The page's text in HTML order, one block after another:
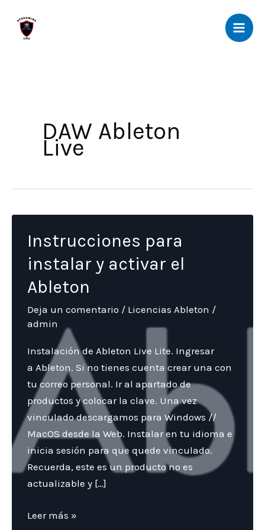
contenido
DAW Ableton
Live
Instrucciones para
instalar y activar el
Ableton
Deja un comentario / Licencias Ableton /
admin
Instalación de Ableton Live Lite. Ingresar
a Ableton. Si no tienes cuenta crear una con
tu correo personal. Ir al apartado de
productos y colocar la clave. Una vez
vinculado descargamos para Windows //
MacOS desde la Web. Instalar en tu idioma e
inicia sesión para que quede vinculado.
Recuerda, este es un producto no es
actualizable y […]
Instrucciones
Leer más »